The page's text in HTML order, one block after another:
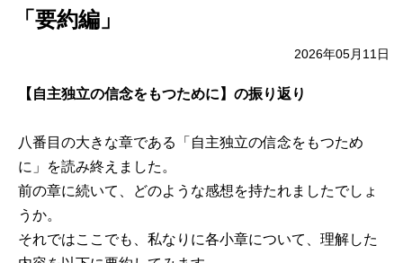
「要約編」
2026年05月11日
【自主独立の信念をもつために】の振り返り
八番目の大きな章である「自主独立の信念をもつため
に」を読み終えました。
前の章に続いて、どのような感想を持たれましたでしょ
うか。
それではここでも、私なりに各小章について、理解した